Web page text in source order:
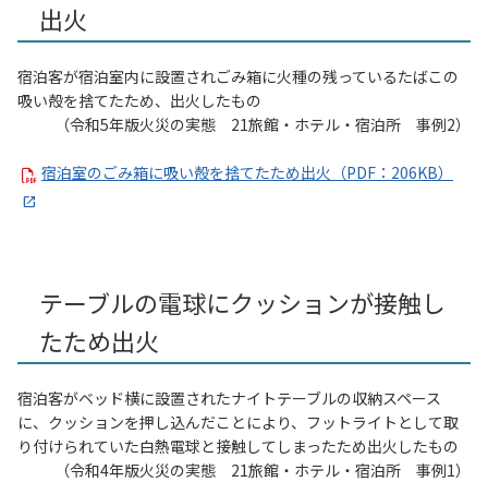
出火
宿泊客が宿泊室内に設置されごみ箱に火種の残っているたばこの
吸い殻を捨てたため、出火したもの
（令和5年版火災の実態 21旅館・ホテル・宿泊所 事例2）
宿泊室のごみ箱に吸い殻を捨てたため出火（PDF：206KB）
テーブルの電球にクッションが接触し
たため出火
宿泊客がベッド横に設置されたナイトテーブルの収納スペース
に、クッションを押し込んだことにより、フットライトとして取
り付けられていた白熱電球と接触してしまったため出火したもの
（令和4年版火災の実態 21旅館・ホテル・宿泊所 事例1）